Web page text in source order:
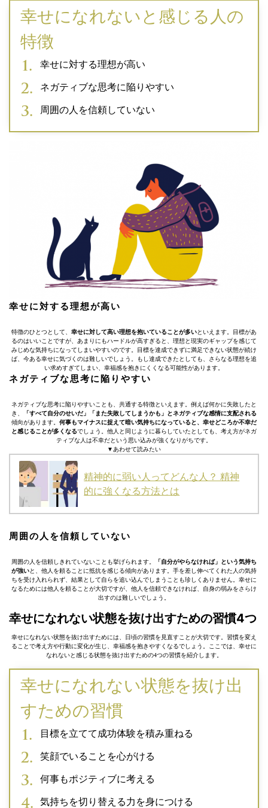
幸せになれないと感じる人の
特徴
幸せに対する理想が高い
ネガティブな思考に陥りやすい
周囲の人を信頼していない
幸せに対する理想が高い
特徴のひとつとして、 幸せに対して高い理想を抱いていることが多いといえます。目標があ
るのはいいことですが、あまりにもハードルが高すぎると、理想と現実のギャップを感じて
みじめな気持ちになってしまいやすいのです。目標を達成できずに満足できない状態が続け
ば、今ある幸せに気づくのは難しいでしょう。もし達成できたとしても、さらなる理想を追
い求めすぎてしまい、幸福感を抱きにくくなる可能性があります。
ネガティブな思考に陥りやすい
ネガティブな思考に陥りやすいことも、共通する特徴といえます。例えば何かに失敗したと
き、
「すべて自分のせいだ」「また失敗してしまうかも」とネガティブな感情に支配される
傾向があります。 何事もマイナスに捉えて暗い気持ちになっていると、幸せどころか不幸だ
と感じることが多くなるでしょう。他人と同じように暮らしていたとしても、考え方がネガ
ティブな人は不幸だという思い込みが強くなりがちです。
▼あわせて読みたい
精神的に弱い人ってどんな人？ 精神
的に強くなる方法とは
周囲の人を信頼していない
周囲の人を信頼しきれていないことも挙げられます。
「自分がやらなければ」という気持ち
が強いと、他人を頼ることに抵抗を感じる傾向があります。手を差し伸べてくれた人の気持
ちを受け入れられず、結果として自らを追い込んでしまうことも珍しくありません。幸せに
なるためには他人を頼ることが大切ですが、他人を信頼できなければ、自身の弱みをさらけ
出すのは難しいでしょう。
幸せになれない状態を抜け出すための習慣4つ
幸せになれない状態を抜け出すためには、日頃の習慣を見直すことが大切です。習慣を変え
ることで考え方や行動に変化が生じ、幸福感を抱きやすくなるでしょう。ここでは、幸せに
なれないと感じる状態を抜け出すための4つの習慣を紹介します。
幸せになれない状態を抜け出
すための習慣
目標を立てて成功体験を積み重ねる
笑顔でいることを心がける
何事もポジティブに考える
気持ちを切り替える力を身につける